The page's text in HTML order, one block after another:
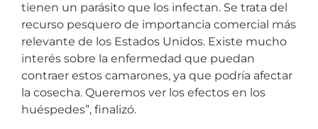
tienen un parásito que los infectan. Se trata del
recurso pesquero de importancia comercial más
relevante de los Estados Unidos. Existe mucho
interés sobre la enfermedad que puedan
contraer estos camarones, ya que podría afectar
la cosecha. Queremos ver los efectos en los
huéspedes”, finalizó.